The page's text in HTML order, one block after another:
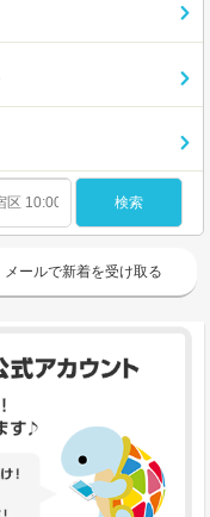
メールで新着を受け取る